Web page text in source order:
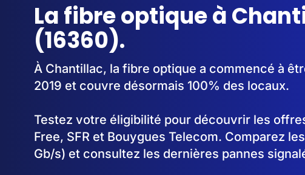
La fibre optique à
(16360).
À Chantillac, la fibre optique a commencé à
2019 et couvre désormais 100% des locaux.
Testez votre éligibilité pour découvrir les
Free, SFR et Bouygues Telecom. Comparez
Gb/s) et consultez les dernières pannes